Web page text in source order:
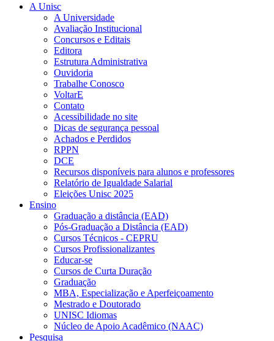
A Unisc
A Universidade
Avaliação Institucional
Concursos e Editais
Editora
Estrutura Administrativa
Ouvidoria
Trabalhe Conosco
VoltarE
Contato
Acessibilidade no site
Dicas de segurança pessoal
Achados e Perdidos
RPPN
DCE
Recursos disponíveis para alunos e professores
Relatório de Igualdade Salarial
Eleições Unisc 2025
Ensino
Graduação a distância (EAD)
Pós-Graduação a Distância (EAD)
Cursos Técnicos - CEPRU
Cursos Profissionalizantes
Educar-se
Cursos de Curta Duração
Graduação
MBA, Especialização e Aperfeiçoamento
Mestrado e Doutorado
UNISC Idiomas
Núcleo de Apoio Acadêmico (NAAC)
Pesquisa